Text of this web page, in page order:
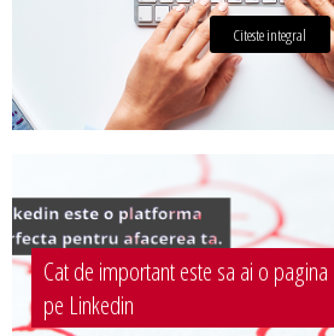
Citeste integral
Cat de important este sa ai o
pe Linkedin